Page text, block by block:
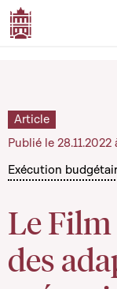
Exécution
Le
des
Article
Publié le 28.11.2022